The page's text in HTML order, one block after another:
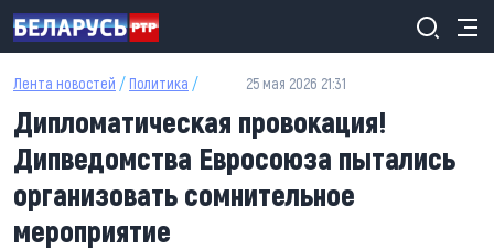
Перейти к основному содержанию
Лента новостей / Политика / 25 мая 2026 21:31
Дипломатическая провокация!
Дипведомства Евросоюза пытались
организовать сомнительное
мероприятие